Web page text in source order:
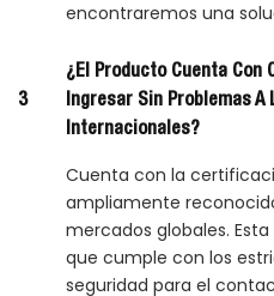
encontraremos una
3
¿El Producto Cuenta Con
Ingresar Sin Problemas
Internacionales?
Cuenta con la
ampliamente
mercados globales.
que cumple con los
seguridad para el